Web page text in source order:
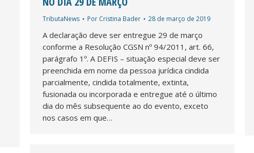
TributaNews Por Cristina Bader 28 de março de 2019
A declaração deve ser entregue 29 de março
conforme a Resolução CGSN nº 94/2011, art. 66,
parágrafo 1º. A DEFIS – situação especial deve ser
preenchida em nome da pessoa jurídica cindida
parcialmente, cindida totalmente, extinta,
fusionada ou incorporada e entregue até o último
dia do mês subsequente ao do evento, exceto
nos casos em que…